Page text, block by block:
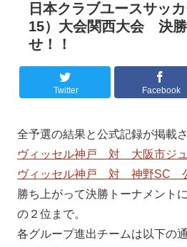
日本クラブユースサッ
15）大会関西大会 決
せ！！
Twitter Facebook
全予選の結果と公式記録が掲載
ヴィッセル神戸 対 大阪市ジ
ヴィッセル神戸 対 神野SC
勝ち上がって決勝トーナメント
の２位まで。
各グループ進出チームは以下の通